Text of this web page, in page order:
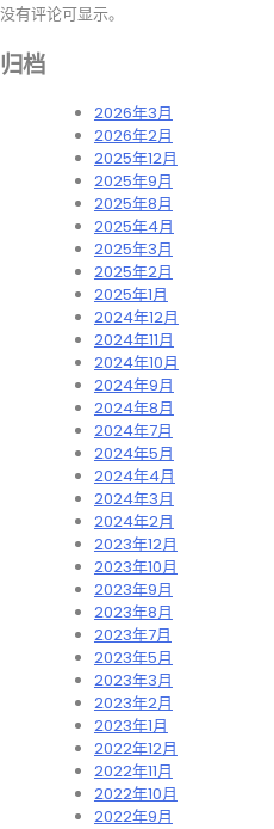
没有评论可显示。
归档
2026年3月
2026年2月
2025年12月
2025年9月
2025年8月
2025年4月
2025年3月
2025年2月
2025年1月
2024年12月
2024年11月
2024年10月
2024年9月
2024年8月
2024年7月
2024年5月
2024年4月
2024年3月
2024年2月
2023年12月
2023年10月
2023年9月
2023年8月
2023年7月
2023年5月
2023年3月
2023年2月
2023年1月
2022年12月
2022年11月
2022年10月
2022年9月